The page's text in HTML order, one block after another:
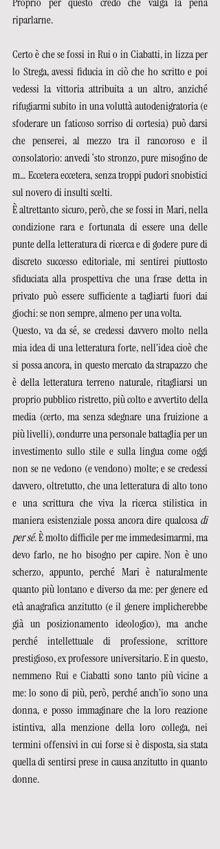
riparlarne.
Certo è che se fossi in Rui o in Ciabatti, in lizza per
lo Strega, avessi fiducia in ciò che ho scritto e poi
vedessi la vittoria attribuita a un altro, anziché
rifugiarmi subito in una voluttà autodenigratoria (e
sfoderare un faticoso sorriso di cortesia) può darsi
che penserei, al mezzo tra il rancoroso e il
consolatorio: anvedi ‘sto stronzo, pure misogino de
m… Eccetera eccetera, senza troppi pudori snobistici
sul novero di insulti scelti.
È altrettanto sicuro, però, che se fossi in Mari, nella
condizione rara e fortunata di essere una delle
punte della letteratura di ricerca e di godere pure di
discreto successo editoriale, mi sentirei piuttosto
sfiduciata alla prospettiva che una frase detta in
privato può essere sufficiente a tagliarti fuori dai
giochi: se non sempre, almeno per una volta.
Questo, va da sé, se credessi davvero molto nella
mia idea di una letteratura forte, nell’idea cioè che
si possa ancora, in questo mercato da strapazzo che
è della letteratura terreno naturale, ritagliarsi un
proprio pubblico ristretto, più colto e avvertito della
media (certo, ma senza sdegnare una fruizione a
più livelli), condurre una personale battaglia per un
investimento sullo stile e sulla lingua come oggi
non se ne vedono (e vendono) molte; e se credessi
davvero, oltretutto, che una letteratura di alto tono
e una scrittura che viva la ricerca stilistica in
maniera esistenziale possa ancora dire qualcosa di
per sé. È molto difficile per me immedesimarmi, ma
devo farlo, ne ho bisogno per capire. Non è uno
scherzo, appunto, perché Mari è naturalmente
quanto più lontano e diverso da me: per genere ed
età anagrafica anzitutto (e il genere implicherebbe
già un posizionamento ideologico), ma anche
perché intellettuale di professione, scrittore
prestigioso, ex professore universitario. E in questo,
nemmeno Rui e Ciabatti sono tanto più vicine a
me: lo sono di più, però, perché anch’io sono una
donna, e posso immaginare che la loro reazione
istintiva, alla menzione della loro collega, nei
termini offensivi in cui forse si è disposta, sia stata
quella di sentirsi prese in causa anzitutto in quanto
donne.